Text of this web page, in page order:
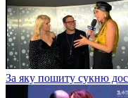
За яку пошиту сукню